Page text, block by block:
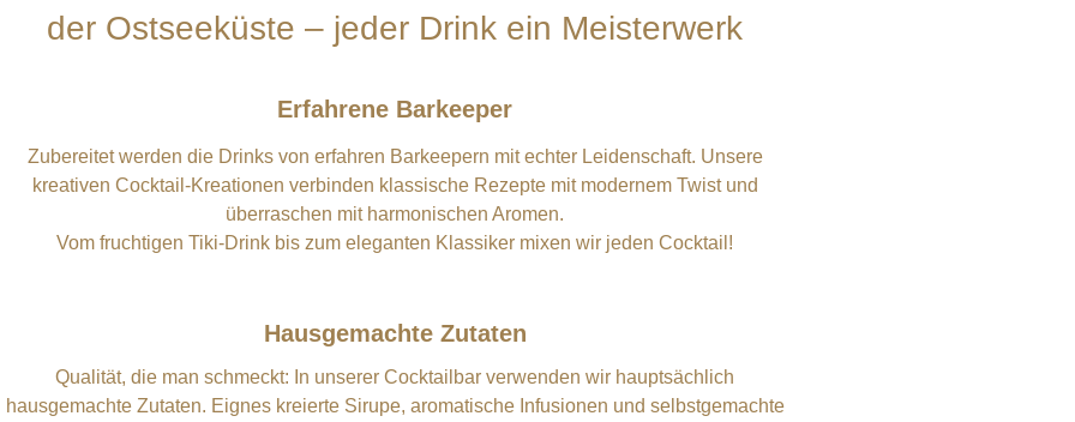
der Ostseeküste – jeder Drink ein Meisterwerk
Erfahrene Barkeeper
Zubereitet werden die Drinks von erfahren Barkeepern mit echter Leidenschaft. Unsere
kreativen Cocktail-Kreationen verbinden klassische Rezepte mit modernem Twist und
überraschen mit harmonischen Aromen.
Vom fruchtigen Tiki-Drink bis zum eleganten Klassiker mixen wir jeden Cocktail!
Hausgemachte Zutaten
Qualität, die man schmeckt: In unserer Cocktailbar verwenden wir hauptsächlich
hausgemachte Zutaten. Eignes kreierte Sirupe, aromatische Infusionen und selbstgemachte